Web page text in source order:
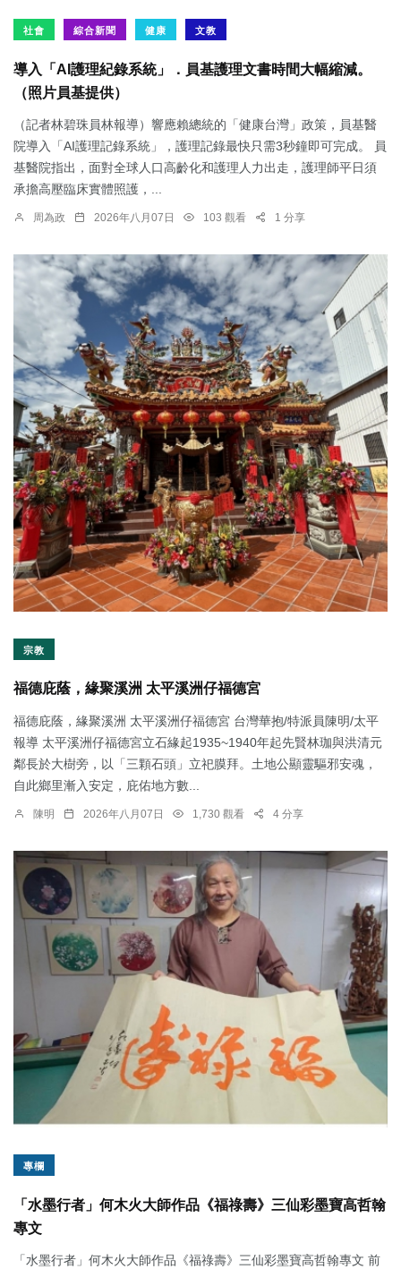
社會 綜合新聞 健康 文教
導入「AI護理紀錄系統」．員基護理文書時間大幅縮減。
（照片員基提供）
（記者林碧珠員林報導）響應賴總統的「健康台灣」政策，員基醫
院導入「AI護理記錄系統」，護理記錄最快只需3秒鐘即可完成。 員
基醫院指出，面對全球人口高齡化和護理人力出走，護理師平日須
承擔高壓臨床實體照護，...
周為政 2026年八月07日 103 觀看 1 分享
宗教
福德庇蔭，緣聚溪洲 太平溪洲仔福德宮
福德庇蔭，緣聚溪洲 太平溪洲仔福德宮 台灣華抱/特派員陳明/太平
報導 太平溪洲仔福德宮立石緣起1935~1940年起先賢林珈與洪清元
鄰長於大樹旁，以「三顆石頭」立祀膜拜。土地公顯靈驅邪安魂，
自此鄉里漸入安定，庇佑地方數...
陳明 2026年八月07日 1,730 觀看 4 分享
專欄
「水墨行者」何木火大師作品《福祿壽》三仙彩墨寶高哲翰
專文
「水墨行者」何木火大師作品《福祿壽》三仙彩墨寶高哲翰專文 前